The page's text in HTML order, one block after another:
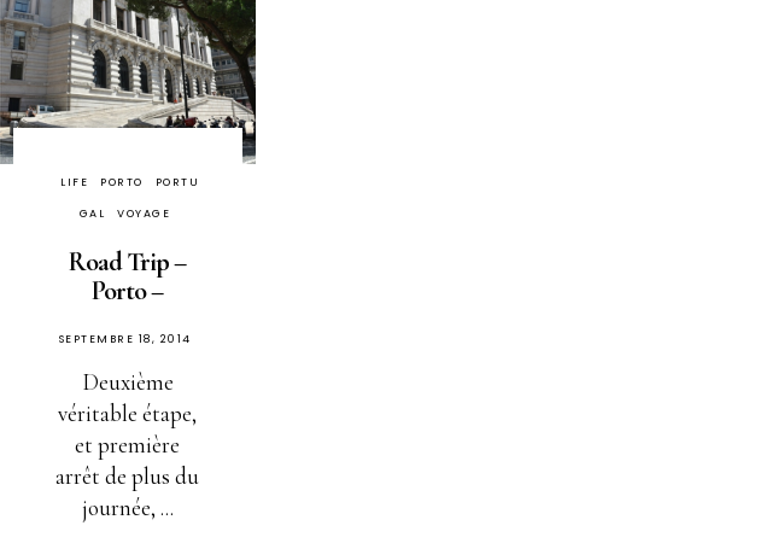
LIFE PORTO PORTU
GAL VOYAGE
Road Trip –
Porto –
PUBLIÉ
SEPTEMBRE 18, 2014
Deuxième
véritable étape,
et première
arrêt de plus du
journée, ...